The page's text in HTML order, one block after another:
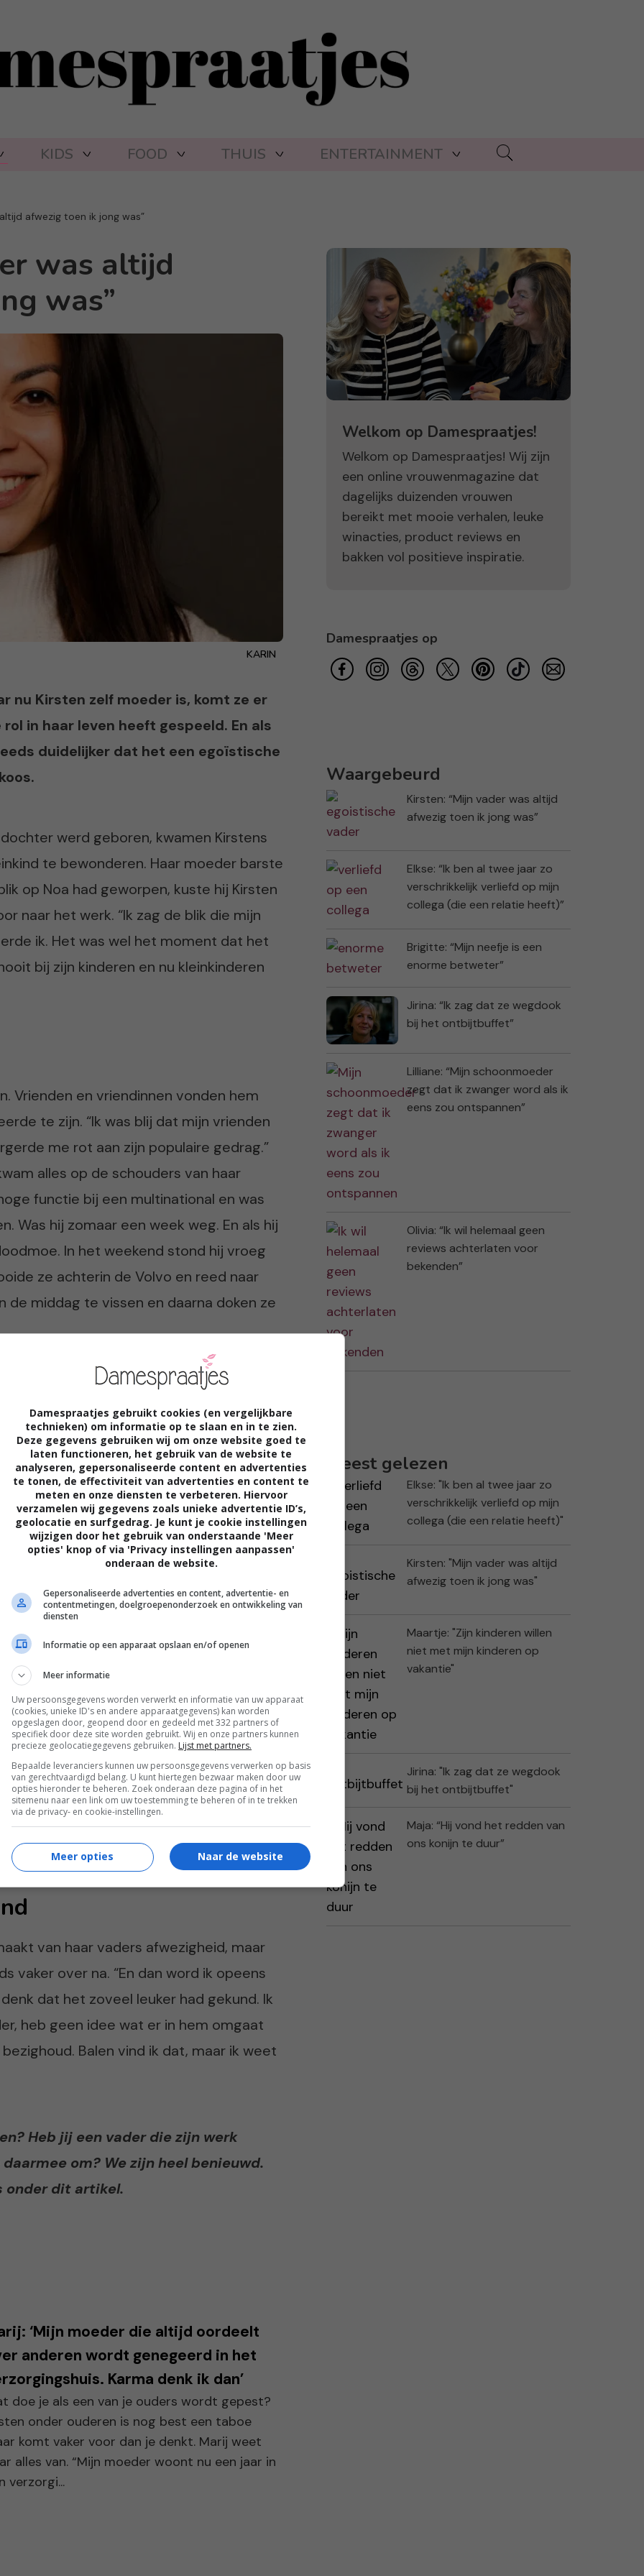
KIDS FOOD THUIS ENTERTAINMENT
afwezig toen ik jong was”
was altijd
was”
KARIN
nu Kirsten zelf moeder is, komt ze er
in haar leven heeft gespeeld. En als
duidelijker dat het een egoïstische
werd geboren, kwamen Kirstens
te bewonderen. Haar moeder barste
op Noa had geworpen, kuste hij Kirsten
naar het werk. “Ik zag de blik die mijn
ik. Het was wel het moment dat het
bij zijn kinderen en nu kleinkinderen
Vrienden en vriendinnen vonden hem
te zijn. “Ik was blij dat mijn vrienden
me rot aan zijn populaire gedrag.”
alles op de schouders van haar
functie bij een multinational en was
Was hij zomaar een week weg. En als hij
In het weekend stond hij vroeg
ze achterin de Volvo en reed naar
de middag te vissen en daarna doken ze
ging hij naar voetbal, of hij keek op
mochten hem dan niet storen.
ook zijn hobby’s hebben zeker als je
zit, is dat hij nooit iets deed met mijn
maandag vol verhalen op school wat ze
daar best jaloers op.” Want andere
aan te moedigen of maakten op
te compenseren en deed veel met
ze ook moeite om te accepteren dat
overal alleen voor en dat was
moment leek het wel of zij alles met
dan extra lief voor haar omdat we het
was.”
van haar vaders afwezigheid, maar
vaker over na. “En dan word ik opeens
dat het zoveel leuker had gekund. Ik
heb geen idee wat er in hem omgaat
Balen vind ik dat, maar ik weet
Heb jij een vader die zijn werk
om? We zijn heel benieuwd.
onder dit artikel.
‘Mijn moeder die altijd oordeelt
anderen wordt genegeerd in het
Karma denk ik dan’
doe je als een van je ouders wordt gepest?
onder ouderen is nog best een taboe
komt vaker voor dan je denkt. Marij weet
alles van. “Mijn moeder woont nu een jaar in
verzorgi...
Welkom op Damespraatjes!
Welkom op Damespraatjes! Wij zijn
een online vrouwenmagazine dat
dagelijks duizenden vrouwen
bereikt met mooie verhalen, leuke
winacties, product reviews en
bakken vol positieve inspiratie.
Damespraatjes op
Waargebeurd
Kirsten: “Mijn vader was altijd
afwezig toen ik jong was”
Elkse: “Ik ben al twee jaar zo
verschrikkelijk verliefd op mijn
collega (die een relatie heeft)”
Brigitte: “Mijn neefje is een
enorme betweter”
Jirina: “Ik zag dat ze wegdook
bij het ontbijtbuffet”
Lilliane: “Mijn schoonmoeder
zegt dat ik zwanger word als ik
eens zou ontspannen”
Olivia: “Ik wil helemaal geen
reviews achterlaten voor
bekenden”
Meest gelezen
Elkse: "Ik ben al twee jaar zo
verschrikkelijk verliefd op mijn
collega (die een relatie heeft)"
Kirsten: "Mijn vader was altijd
afwezig toen ik jong was"
Maartje: "Zijn kinderen willen
niet met mijn kinderen op
vakantie"
Jirina: "Ik zag dat ze wegdook
bij het ontbijtbuffet"
Maja: “Hij vond het redden van
ons konijn te duur”
Damespraatjes gebruikt cookies (en vergelijkbare
technieken) om informatie op te slaan en in te zien.
Deze gegevens gebruiken wij om onze website goed te
laten functioneren, het gebruik van de website te
analyseren, gepersonaliseerde content en advertenties
te tonen, de effectiviteit van advertenties en content te
meten en onze diensten te verbeteren. Hiervoor
verzamelen wij gegevens zoals unieke advertentie ID’s,
geolocatie en surfgedrag. Je kunt je cookie instellingen
wijzigen door het gebruik van onderstaande 'Meer
opties' knop of via 'Privacy instellingen aanpassen'
onderaan de website.
Gepersonaliseerde advertenties en content, advertentie- en
contentmetingen, doelgroepenonderzoek en ontwikkeling van
diensten
Informatie op een apparaat opslaan en/of openen
Meer informatie
Uw persoonsgegevens worden verwerkt en informatie van uw apparaat
(cookies, unieke ID's en andere apparaatgegevens) kan worden
opgeslagen door, geopend door en gedeeld met 332 partners of
specifiek door deze site worden gebruikt. Wij en onze partners kunnen
precieze geolocatiegegevens gebruiken. Lijst met partners.
Bepaalde leveranciers kunnen uw persoonsgegevens verwerken op basis
van gerechtvaardigd belang. U kunt hiertegen bezwaar maken door uw
opties hieronder te beheren. Zoek onderaan deze pagina of in het
sitemenu naar een link om uw toestemming te beheren of in te trekken
via de privacy- en cookie-instellingen.
Naar de website
Meer opties